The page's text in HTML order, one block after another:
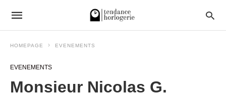
HOMEPAGE EVENEMENTS
EVENEMENTS
Monsieur Nicolas G.